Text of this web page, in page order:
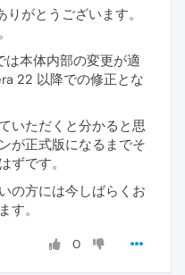
がとうございます。
は本体内部の変更が適
22 以降での修正とな
いただくと分かると思
が正式版になるまでそ
ずです。
の方には今しばらくお
す。
0